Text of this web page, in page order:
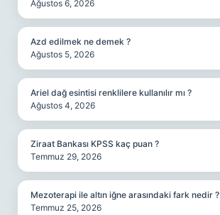
Ağustos 6, 2026
Azd edilmek ne demek ?
Ağustos 5, 2026
Ariel dağ esintisi renklilere kullanılır mı ?
Ağustos 4, 2026
Ziraat Bankası KPSS kaç puan ?
Temmuz 29, 2026
Mezoterapi ile altın iğne arasındaki fark nedir ?
Temmuz 25, 2026